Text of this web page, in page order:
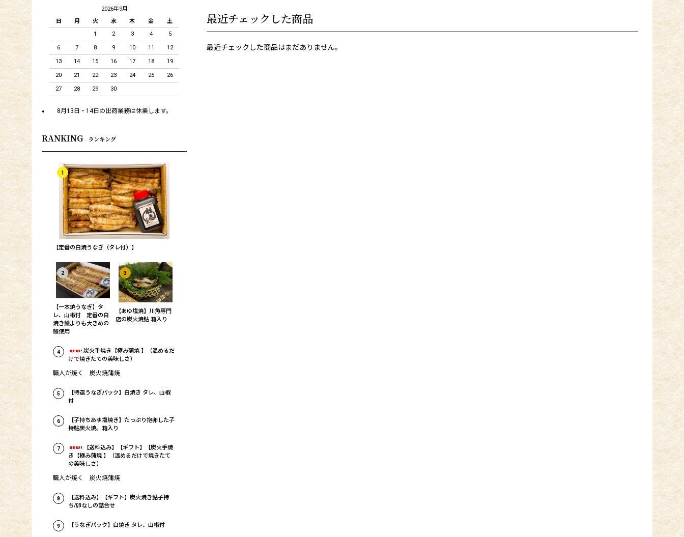
最近チェックした商品
最近チェックした商品はまだありません。
2026年9月
日
月 火 水 木 金
土
1
2 3 4 5
6 7 8 9 10 11 12
13 14 15 16 17 18 19
20 21 22 23 24 25 26
27 28 29 30
8月13日・14日の出荷業務は休業します。
RANKING ランキング
1
【定番の白焼うなぎ（タレ付）】
2
【一本焼うなぎ】タ
レ、山椒付 定番の白
焼き鰻よりも大きめの
鰻使用
3
【あゆ塩焼】川魚専門
店の炭火焼鮎 箱入り
4
炭火手焼き【極み蒲焼 】（温めるだ
けで焼きたての美味しさ）
職人が焼く 炭火焼蒲焼
5
【特選うなぎパック】白焼き タレ、山椒
付
6
【子持ちあゆ塩焼き】たっぷり抱卵した子
持鮎炭火焼。箱入り
7
【送料込み】【ギフト】【炭火手焼
き【極み蒲焼 】（温めるだけで焼きたて
の美味しさ）
職人が焼く 炭火焼蒲焼
8
【送料込み】【ギフト】炭火焼き鮎子持
ち/卵なしの詰合せ
9 【うなぎパック】白焼き タレ、山椒付